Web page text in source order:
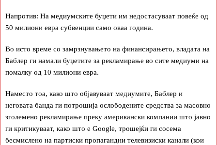
Напротив: На медиумските буџети им недостасуваат повеќе од
50 милиони евра субвенции само оваа година.
Во исто време со замрзнувањето на финансирањето, владата на
Баблер ги намали буџетите за рекламирање во сите медиуми на
помалку од 10 милиони евра.
Наместо тоа, како што објавуваат медиумите, Баблер и
неговата банда ги потрошија ослободените средства за масовно
зголемено рекламирање преку американски компании што јавно
ги критикуваат, како што е Google, трошејќи ги сосема
бесмислено на партиски пропагандни телевизиски канали (кои